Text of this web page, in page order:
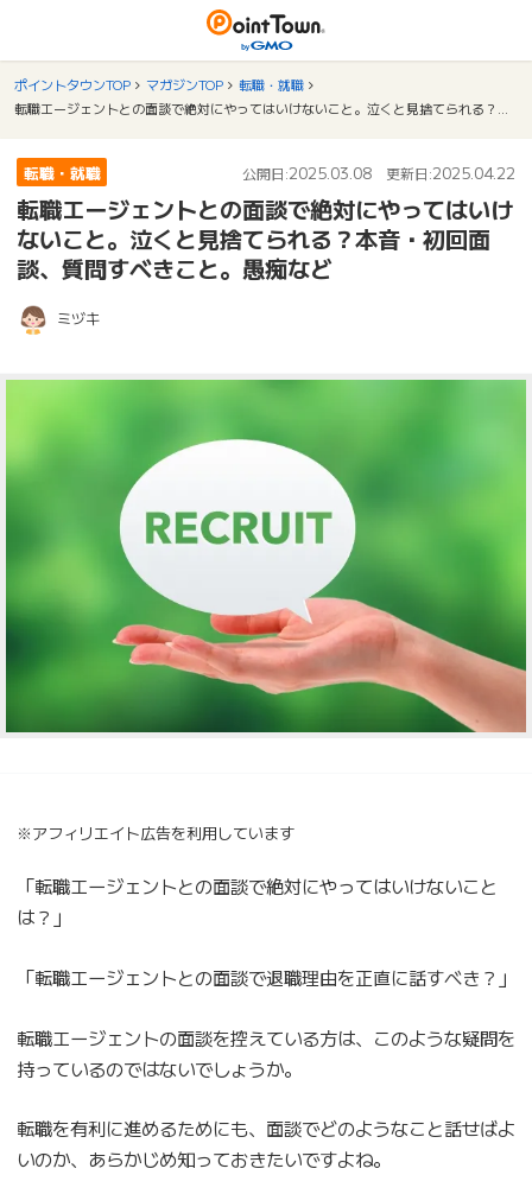
ポイントタウンTOP マガジンTOP
転職・就職
転職・就職 公開日:2025.03.08 更新日:2025.04.22
転職エージェントとの面談で絶対にやってはいけ
ないこと。泣くと見捨てられる？本音・初回面
談、質問すべきこと。愚痴など
ミヅキ
※アフィリエイト広告を利用しています
「転職エージェントとの面談で絶対にやってはいけないこと
は？」
「転職エージェントとの面談で退職理由を正直に話すべき？」
転職エージェントの面談を控えている方は、このような疑問を
持っているのではないでしょうか。
転職を有利に進めるためにも、面談でどのようなこと話せばよ
いのか、あらかじめ知っておきたいですよね。